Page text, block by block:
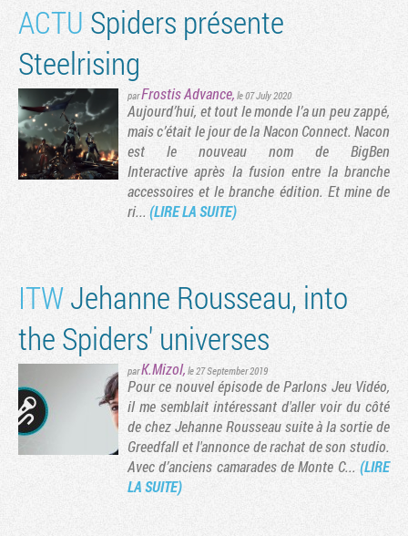
ACTU Spiders présente
Steelrising
parFrostis Advance, le 07 July 2020
Aujourd’hui, et tout le monde l’a un peu zappé,
mais c’était le jour de la Nacon Connect. Nacon
est le nouveau nom de BigBen
Interactive après la fusion entre la branche
accessoires et le branche édition. Et mine de
ri... (LIRE LA SUITE)
ITWJehanne Rousseau, into
the Spiders' universes
parK.Mizol, le 27 September 2019
​Pour ce nouvel épisode de Parlons Jeu Vidéo,
il me semblait intéressant d'aller voir du côté
de chez Jehanne Rousseau suite à la sortie de
Greedfall et l'annonce de rachat de son studio.
Avec d’anciens camarades de Monte C... (LIRE
LA SUITE)